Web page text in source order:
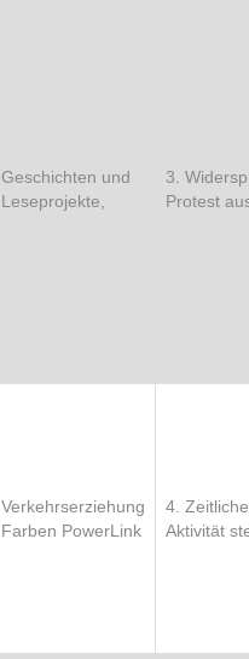
Geschichten und
Leseprojekte,
3.
Protest
Verkehrserziehung
Farben PowerLink
4.
Aktivität